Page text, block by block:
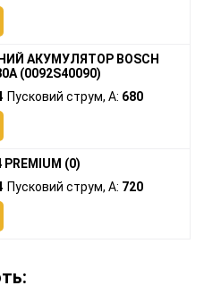
АКУМУЛЯТОР BOSCH
(0092S40090)
Пусковий струм, A: 680
PREMIUM (0)
Пусковий струм, A: 720